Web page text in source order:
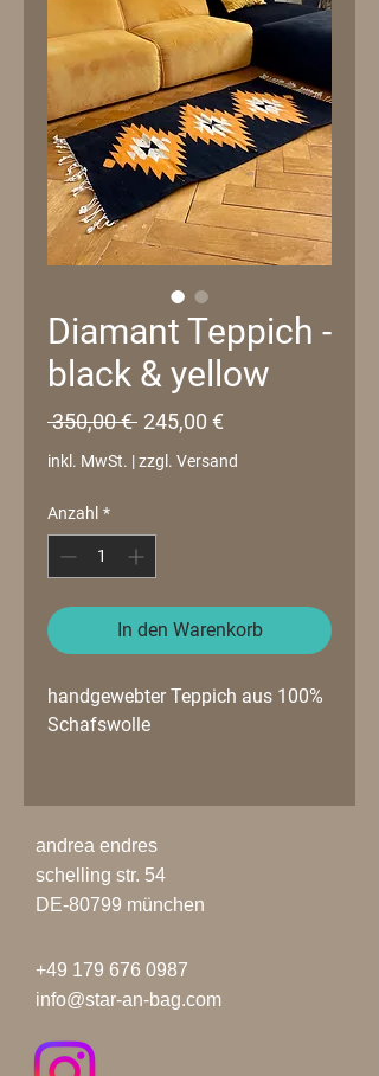
Diamant Teppich -
black & yellow
350,00 € Standardpreis
245,00 €
Preis
inkl. MwSt. |zzgl. Versand
Anzahl *
In den Warenkorb
handgewebter Teppich aus 100%
Schafswolle
Tradition aus Schafwolle mit
natürlichen Materialien (Blüten,
Blättern) gefärbt und
anschließend gewebt. Ich
mit dem Kauf die Künstler und ihr
Handwerk!
Maß: 80 x 150 cm
andrea endres
schelling str. 54
DE-80799 münchen
+49 179 676 0987
info@star-an-bag.com